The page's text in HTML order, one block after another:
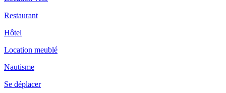
Restaurant
Hôtel
Location meublé
Nautisme
Se déplacer